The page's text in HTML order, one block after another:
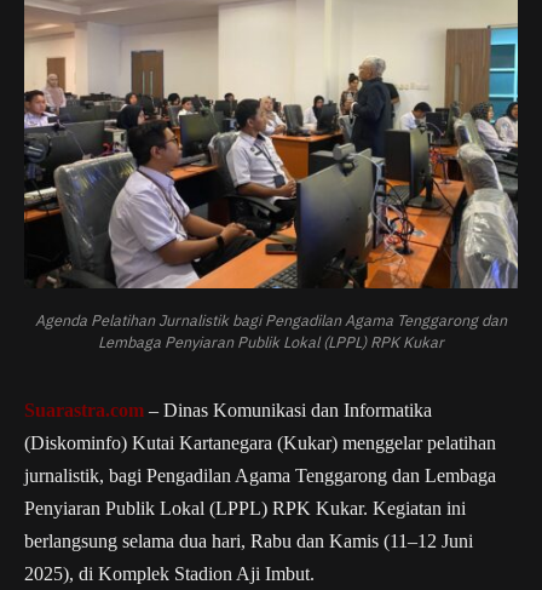
Agenda Pelatihan Jurnalistik bagi Pengadilan Agama Tenggarong dan
Lembaga Penyiaran Publik Lokal (LPPL) RPK Kukar
Suarastra.com – Dinas Komunikasi dan Informatika
(Diskominfo) Kutai Kartanegara (Kukar) menggelar pelatihan
jurnalistik, bagi Pengadilan Agama Tenggarong dan Lembaga
Penyiaran Publik Lokal (LPPL) RPK Kukar. Kegiatan ini
berlangsung selama dua hari, Rabu dan Kamis (11–12 Juni
2025), di Komplek Stadion Aji Imbut.